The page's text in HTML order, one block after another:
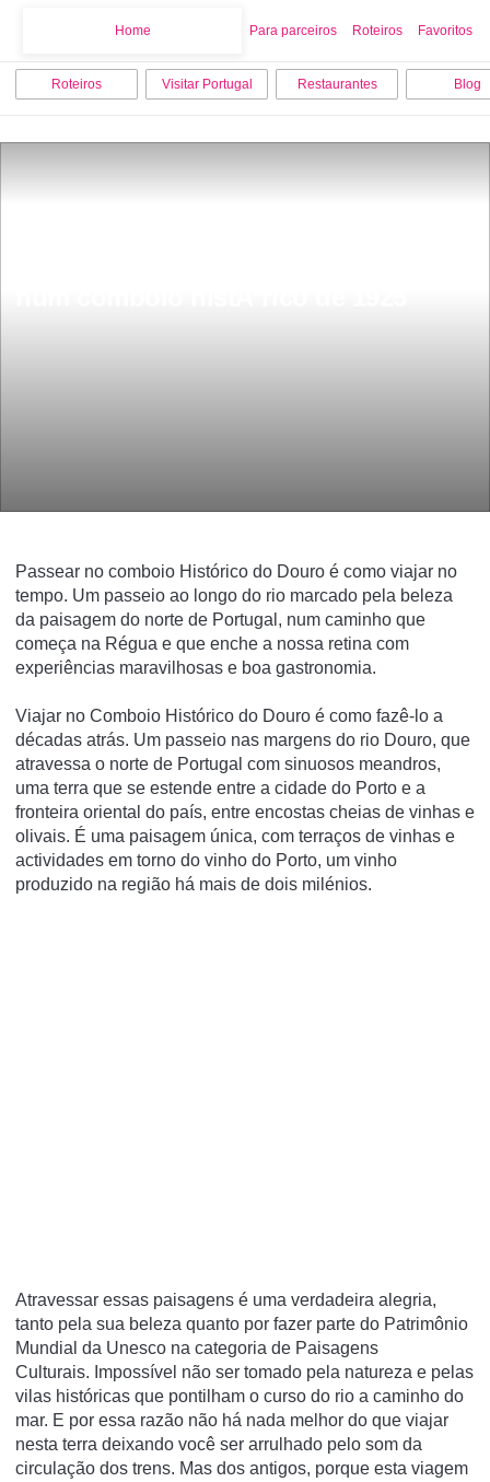
Home Para parceiros Roteiros Favoritos
Roteiros Visitar Portugal Restaurantes Blog
Passear no comboio Histórico do Douro é como viajar no
tempo. Um passeio ao longo do rio marcado pela beleza
da paisagem do norte de Portugal, num caminho que
começa na Régua e que enche a nossa retina com
experiências maravilhosas e boa gastronomia.
Viajar no Comboio Histórico do Douro é como fazê-lo a
décadas atrás. Um passeio nas margens do rio Douro, que
atravessa o norte de Portugal com sinuosos meandros,
uma terra que se estende entre a cidade do Porto e a
fronteira oriental do país, entre encostas cheias de vinhas e
olivais. É uma paisagem única, com terraços de vinhas e
actividades em torno do vinho do Porto, um vinho
produzido na região há mais de dois milénios.
Atravessar essas paisagens é uma verdadeira alegria,
tanto pela sua beleza quanto por fazer parte do Patrimônio
Mundial da Unesco na categoria de Paisagens
Culturais. Impossível não ser tomado pela natureza e pelas
vilas históricas que pontilham o curso do rio a caminho do
mar. E por essa razão não há nada melhor do que viajar
nesta terra deixando você ser arrulhado pelo som da
circulação dos trens. Mas dos antigos, porque esta viagem